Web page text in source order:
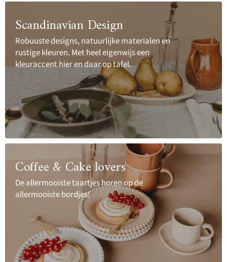
Scandinavian Design
Robuuste designs, natuurlijke materialen en
rustige kleuren. Met heel eigenwijs een
kleuraccent hier en daar op tafel.
Coffee & Cake lovers
De allermooiste taartjes horen op de
allermooiste bordjes!